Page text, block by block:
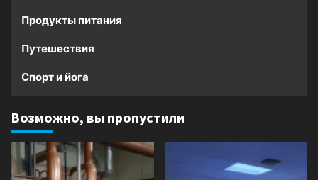
Продукты питания
Путешествия
Спорт и йога
Возможно, вы пропустили